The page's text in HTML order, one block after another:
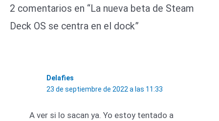
2 comentarios en “La nueva beta de Steam
Deck OS se centra en el dock”
Delafies
23 de septiembre de 2022 a las 11:33
A ver si lo sacan ya. Yo estoy tentado a